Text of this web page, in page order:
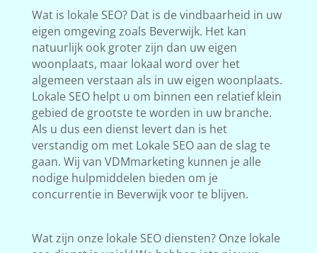
Wat is lokale SEO? Dat is de vindbaarheid in uw
eigen omgeving zoals Beverwijk. Het kan
natuurlijk ook groter zijn dan uw eigen
woonplaats, maar lokaal word over het
algemeen verstaan als in uw eigen woonplaats.
Lokale SEO helpt u om binnen een relatief klein
gebied de grootste te worden in uw branche.
Als u dus een dienst levert dan is het
verstandig om met Lokale SEO aan de slag te
gaan. Wij van VDMmarketing kunnen je alle
nodige hulpmiddelen bieden om je
concurrentie in Beverwijk voor te blijven.
Wat zijn onze lokale SEO diensten? Onze lokale